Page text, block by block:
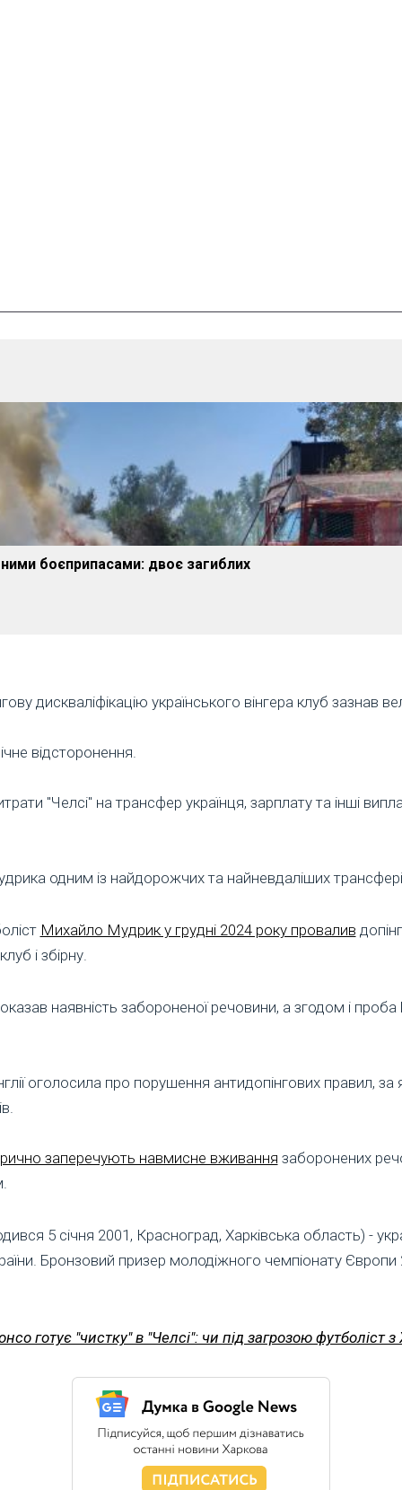
боєприпасами: двоє загиблих
дискваліфікацію українського вінгера клуб зазнав
відсторонення.
"Челсі" на трансфер українця, зарплату та інші
одним із найдорожчих та найневдаліших
Михайло Мудрик у грудні 2024 року провалив
і збірну.
наявність забороненої речовини, а згодом і проба
оголосила про порушення антидопінгових правил,
заперечують навмисне вживання заборонених
5 січня 2001, Красноград, Харківська область) -
Бронзовий призер молодіжного чемпіонату Європи
готує "чистку" в "Челсі": чи під загрозою футболіст